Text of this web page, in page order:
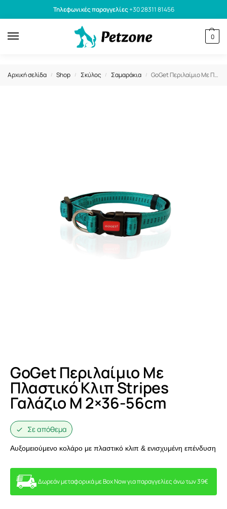
Τηλεφωνικές παραγγελίες+30 28311 81456
0
Αρχική σελίδα / Shop / Σκύλος / Σαμαράκια / GoGet Περιλαίμιο Με Πλαστικό Κλιπ Stripes Γαλάζιο M 2×36-56cm
GoGet Περιλαίμιο Με
Πλαστικό Κλιπ Stripes
Γαλάζιο M 2×36-56cm
Σε απόθεμα
Αυξομειούμενο κολάρο με πλαστικό κλιπ & ενισχυμένη επένδυση
Δωρεάν μεταφορικά με Box Now για παραγγελίες άνω των 39€